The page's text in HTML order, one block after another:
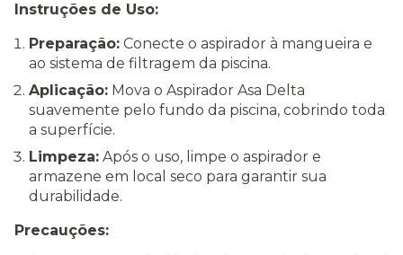
Instruções de Uso:
Preparação: Conecte o aspirador à mangueira e
ao sistema de filtragem da piscina.
Aplicação: Mova o Aspirador Asa Delta
suavemente pelo fundo da piscina, cobrindo toda
a superfície.
Limpeza: Após o uso, limpe o aspirador e
armazene em local seco para garantir sua
durabilidade.
Precauções: